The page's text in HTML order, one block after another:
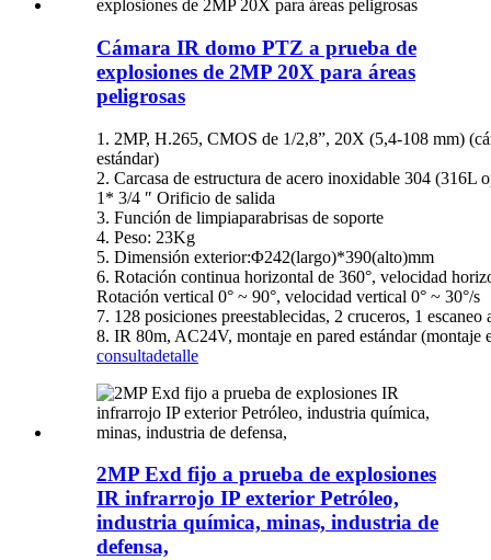
Cámara IR domo PTZ a prueba de
explosiones de 2MP 20X para áreas
peligrosas
1. 2MP, H.265, CMOS de 1/2,8”, 20X (5,4-108 mm)
estándar)
2. Carcasa de estructura de acero inoxidable 304 (316L
1* 3/4 ​​″ Orificio de salida
3. Función de limpiaparabrisas de soporte
4. Peso: 23Kg
5. Dimensión exterior:Φ242(largo)*390(alto)mm
6. Rotación continua horizontal de 360°, velocidad
Rotación vertical 0° ~ 90°, velocidad vertical 0° ~ 30°/s
7. 128 posiciones preestablecidas, 2 cruceros, 1 escaneo
8. IR 80m, AC24V, montaje en pared estándar (montaje
consultadetalle
2MP Exd fijo a prueba de explosiones
IR infrarrojo IP exterior Petróleo,
industria química, minas, industria de
defensa,